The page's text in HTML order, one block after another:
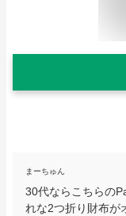
まーちゅん
30代ならこちらの
れな2つ折り財布が